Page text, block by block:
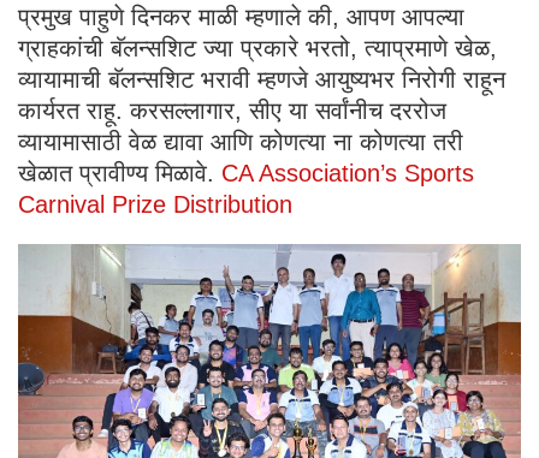
प्रमुख पाहुणे दिनकर माळी म्हणाले की, आपण आपल्या
ग्राहकांची बॅलन्सशिट ज्या प्रकारे भरतो, त्याप्रमाणे खेळ,
व्यायामाची बॅलन्सशिट भरावी म्हणजे आयुष्यभर निरोगी राहून
कार्यरत राहू. करसल्लागार, सीए या सर्वांनीच दररोज
व्यायामासाठी वेळ द्यावा आणि कोणत्या ना कोणत्या तरी
खेळात प्रावीण्य मिळावे. CA Association’s Sports
Carnival Prize Distribution